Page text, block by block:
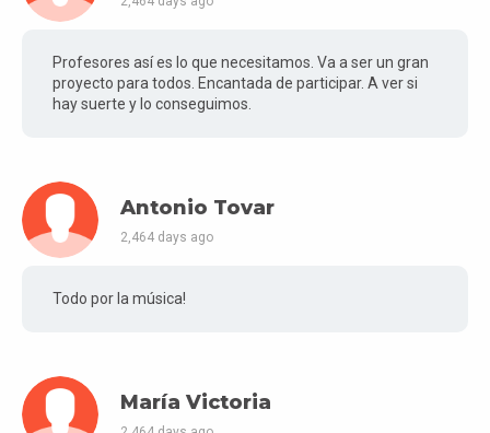
Profesores así es lo que necesitamos. Va a ser un gran
proyecto para todos. Encantada de participar. A ver si
hay suerte y lo conseguimos.
Antonio Tovar
2,464 days ago
Todo por la música!
María Victoria